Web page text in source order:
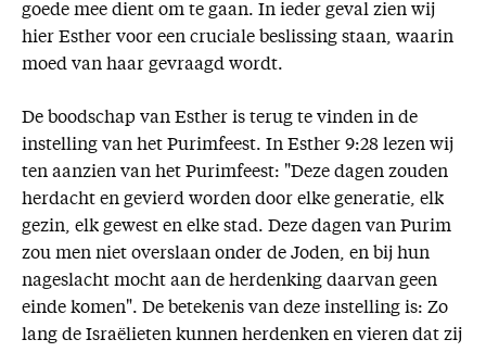
goede mee dient om te gaan. In ieder geval zien wij
hier Esther voor een cruciale beslissing staan, waarin
moed van haar gevraagd wordt.
De boodschap van Esther is terug te vinden in de
instelling van het Purimfeest. In Esther 9:28 lezen wij
ten aanzien van het Purimfeest: "Deze dagen zouden
herdacht en gevierd worden door elke generatie, elk
gezin, elk gewest en elke stad. Deze dagen van Purim
zou men niet overslaan onder de Joden, en bij hun
nageslacht mocht aan de herdenking daarvan geen
einde komen". De betekenis van deze instelling is: Zo
lang de Israëlieten kunnen herdenken en vieren dat zij